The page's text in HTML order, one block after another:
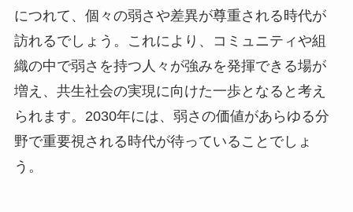
につれて、個々の弱さや差異が尊重される時代が
訪れるでしょう。これにより、コミュニティや組
織の中で弱さを持つ人々が強みを発揮できる場が
増え、共生社会の実現に向けた一歩となると考え
られます。2030年には、弱さの価値があらゆる分
野で重要視される時代が待っていることでしょ
う。